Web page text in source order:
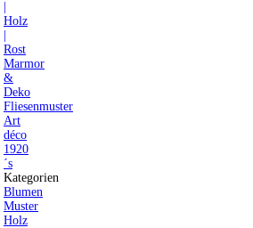
Holz
Rost
Marmor
&
Deko
Fliesenmuster
Art
déco
1920
´s
Kategorien
Blumen
Muster
Holz